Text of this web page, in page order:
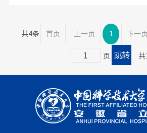
共4条 首页 上一页 1 下一页
页 共